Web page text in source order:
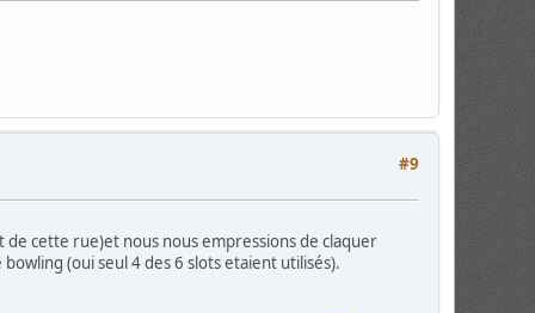
#9
cette rue)et nous nous empressions de claquer
(oui seul 4 des 6 slots etaient utilisés).